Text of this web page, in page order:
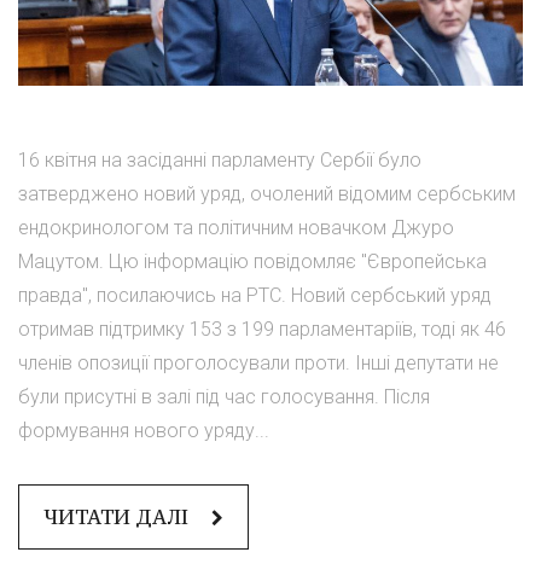
16 квітня на засіданні парламенту Сербії було
затверджено новий уряд, очолений відомим сербським
ендокринологом та політичним новачком Джуро
Мацутом. Цю інформацію повідомляє "Європейська
правда", посилаючись на РТС. Новий сербський уряд
отримав підтримку 153 з 199 парламентаріїв, тоді як 46
членів опозиції проголосували проти. Інші депутати не
були присутні в залі під час голосування. Після
формування нового уряду...
ЧИТАТИ ДАЛІ